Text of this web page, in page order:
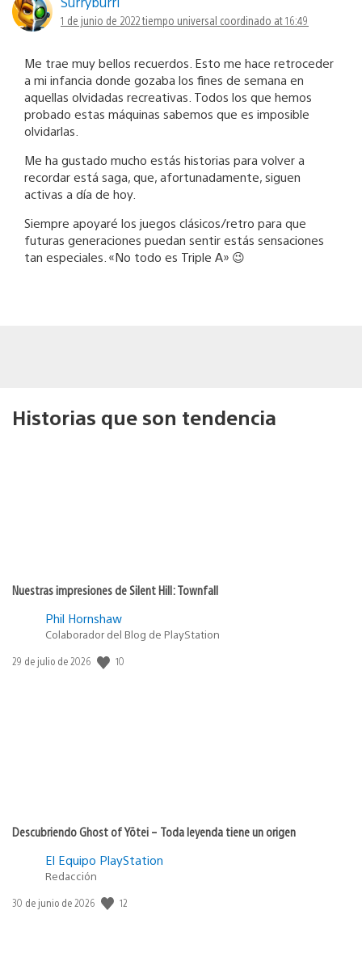
1 de junio de 2022 tiempo universal coordinado at 16:49
Me trae muy bellos recuerdos. Esto me hace retroceder
a mi infancia donde gozaba los fines de semana en
aquellas olvidadas recreativas. Todos los que hemos
probado estas máquinas sabemos que es imposible
olvidarlas.
Me ha gustado mucho estás historias para volver a
recordar está saga, que, afortunadamente, siguen
activas a día de hoy.
Siempre apoyaré los juegos clásicos/retro para que
futuras generaciones puedan sentir estás sensaciones
tan especiales. «No todo es Triple A» 😉
Historias que son tendencia
Nuestras impresiones de Silent Hill: Townfall
Phil Hornshaw
Colaborador del Blog de PlayStation
Fecha
29 de julio de 2026 10
Descubriendo Ghost of Yōtei – Toda leyenda tiene un origen
El Equipo PlayStation
Redacción
Fecha
30 de junio de 2026 12